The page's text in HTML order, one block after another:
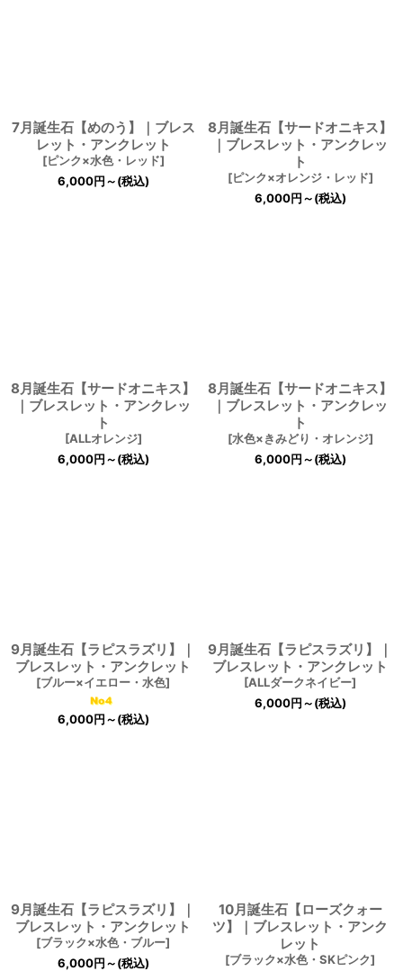
7月誕生石【めのう】｜ブレス
レット・アンクレット
[ピンク×水色・レッド]
6,000円～(税込)
8月誕生石【サードオニキス】
｜ブレスレット・アンクレッ
ト
[ピンク×オレンジ・レッド]
6,000円～(税込)
8月誕生石【サードオニキス】
｜ブレスレット・アンクレッ
ト
[ALLオレンジ]
6,000円～(税込)
8月誕生石【サードオニキス】
｜ブレスレット・アンクレッ
ト
[水色×きみどり・オレンジ]
6,000円～(税込)
9月誕生石【ラピスラズリ】｜
ブレスレット・アンクレット
[ブルー×イエロー・水色]
6,000円～(税込)
9月誕生石【ラピスラズリ】｜
ブレスレット・アンクレット
[ALLダークネイビー]
6,000円～(税込)
9月誕生石【ラピスラズリ】｜
ブレスレット・アンクレット
[ブラック×水色・ブルー]
6,000円～(税込)
10月誕生石【ローズクォー
ツ】｜ブレスレット・アンク
レット
[ブラック×水色・SKピンク]